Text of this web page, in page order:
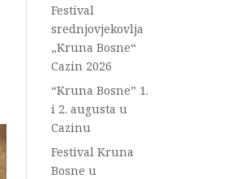
Festival
srednjovjekovlja
„Kruna Bosne“
Cazin 2026
“Kruna Bosne” 1.
i 2. augusta u
Cazinu
Festival Kruna
Bosne u